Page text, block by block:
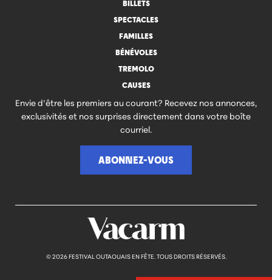
BILLETS
SPECTACLES
FAMILLES
BÉNÉVOLES
TREMOLO
CAUSES
Envie d’être les premiers au courant? Recevez nos annonces,
exclusivités et nos surprises directement dans votre boîte
courriel.
ABONNEZ-VOUS
© 2026 FESTIVAL OUTAOUAIS EN FÊTE. TOUS DROITS RÉSERVÉS.